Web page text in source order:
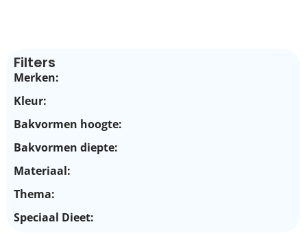
Filters
Merken:
Kleur:
Bakvormen hoogte:
Bakvormen diepte:
Materiaal:
Thema:
Speciaal Dieet: